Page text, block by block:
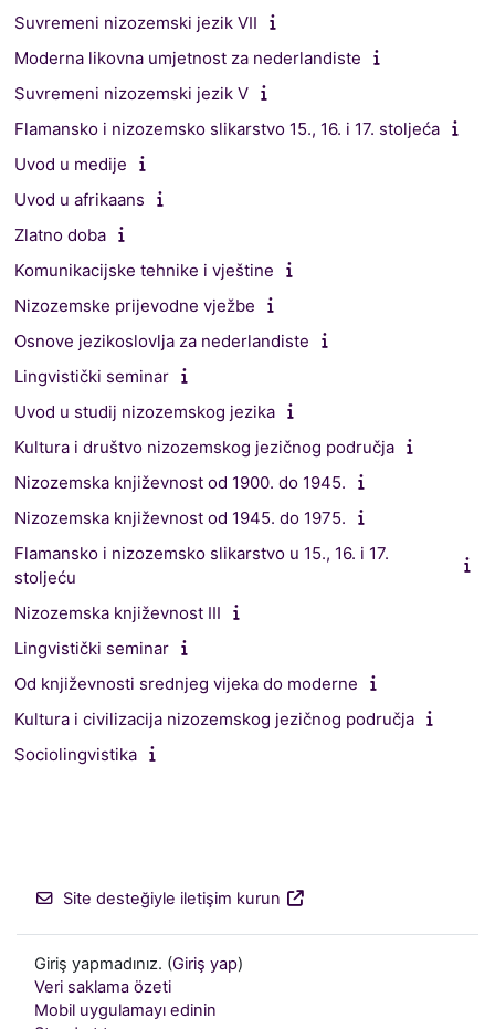
Suvremeni nizozemski jezik VII
Moderna likovna umjetnost za nederlandiste
Suvremeni nizozemski jezik V
Flamansko i nizozemsko slikarstvo 15., 16. i 17. stoljeća
Uvod u medije
Uvod u afrikaans
Zlatno doba
Komunikacijske tehnike i vještine
Nizozemske prijevodne vježbe
Osnove jezikoslovlja za nederlandiste
Lingvistički seminar
Uvod u studij nizozemskog jezika
Kultura i društvo nizozemskog jezičnog područja
Nizozemska književnost od 1900. do 1945.
Nizozemska književnost od 1945. do 1975.
Flamansko i nizozemsko slikarstvo u 15., 16. i 17.
stoljeću
Nizozemska književnost III
Lingvistički seminar
Od književnosti srednjeg vijeka do moderne
Kultura i civilizacija nizozemskog jezičnog područja
Sociolingvistika
Site desteğiyle iletişim kurun
Giriş yapmadınız. (Giriş yap)
Veri saklama özeti
Mobil uygulamayı edinin